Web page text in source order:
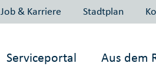
Job & Karriere Stadtplan
Serviceportal Aus dem